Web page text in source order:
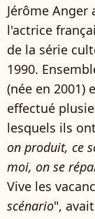
Jérôme
l'actrice
de la série
1990.
(née en 2001)
effectué
lesquels ils
on produit, ce
moi, on se
Vive les
scénario",